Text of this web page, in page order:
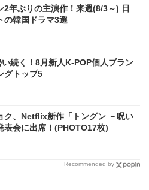
2年ぶりの主演作！来週(8/3～) 日
の韓国ドラマ3選
い続く！8月新人K-POP個人ブラン
グトップ5
ク、Netflix新作「トングン －呪い
表会に出席！(PHOTO17枚)
Recommended by